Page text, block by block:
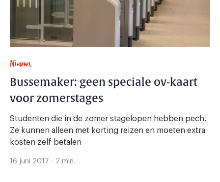
Nieuws
Bussemaker: geen speciale ov-kaart
voor zomerstages
Studenten die in de zomer stagelopen hebben pech.
Ze kunnen alleen met korting reizen en moeten extra
kosten zelf betalen
16 juni 2017 - 2 min.